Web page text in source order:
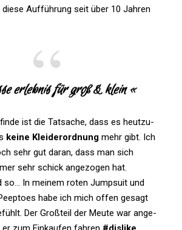
Auf­füh­rung seit über 10 Jahren
erlebnis für groß & klein «
ist die Tat­sache, dass es heut­zu­
keine Klei­der­ord­nung mehr gibt. Ich
sehr gut daran, dass man sich
sehr schick ange­zogen hat.
so… In meinem roten Jump­suit und
habe ich mich offen gesagt
Der Groß­teil der Meute war ange­